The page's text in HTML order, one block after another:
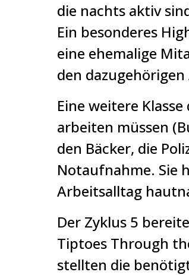
die nachts aktiv
Ein besonderes
eine ehemalige
den
Eine weitere
arbeiten müssen
den Bäcker, die
Notaufnahme. Sie
Arbeitsalltag
Der Zyklus 5
Tiptoes Through
stellten die